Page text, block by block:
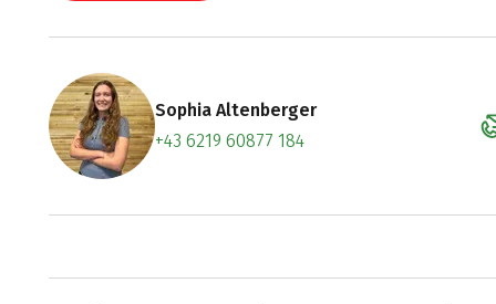
Sophia Altenberger
+43 6219 60877 184
Termin